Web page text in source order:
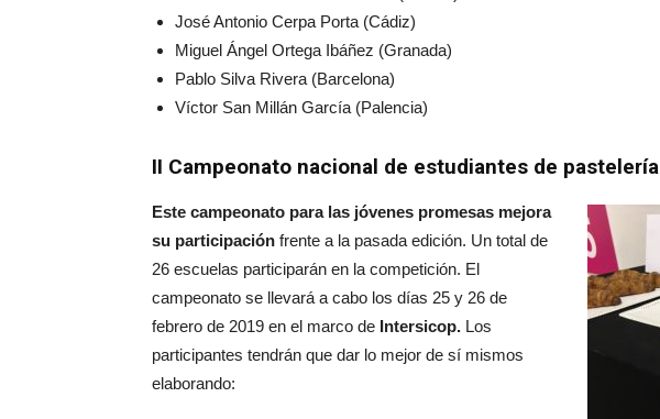
José Antonio Cerpa Porta (Cádiz)
Miguel Ángel Ortega Ibáñez (Granada)
Pablo Silva Rivera (Barcelona)
Víctor San Millán García (Palencia)
II Campeonato nacional de estudiantes de pastelería
Este campeonato para las jóvenes promesas mejora
su participación frente a la pasada edición. Un total de
26 escuelas participarán en la competición. El
campeonato se llevará a cabo los días 25 y 26 de
febrero de 2019 en el marco de Intersicop. Los
participantes tendrán que dar lo mejor de sí mismos
elaborando: